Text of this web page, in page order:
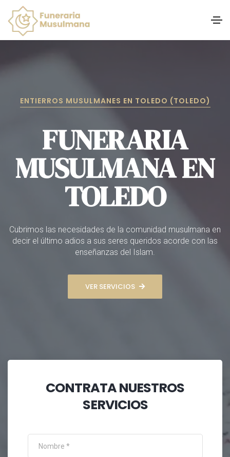
ENTIERROS MUSULMANES EN TOLEDO (TOLEDO)
FUNERARIA
MUSULMANA EN
TOLEDO
Cubrimos las necesidades de la comunidad musulmana en
decir el último adios a sus seres queridos acorde con las
enseñanzas del Islam.
VER SERVICIOS
CONTRATA NUESTROS
SERVICIOS